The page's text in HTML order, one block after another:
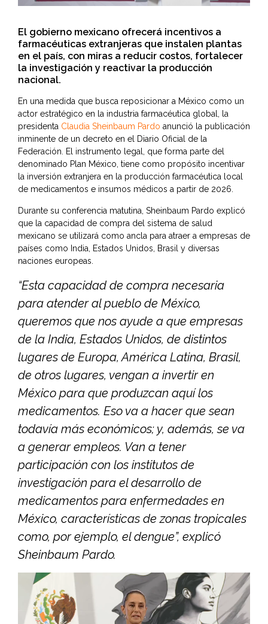
El gobierno mexicano ofrecerá incentivos a
farmacéuticas extranjeras que instalen plantas
en el país, con miras a reducir costos, fortalecer
la investigación y reactivar la producción
nacional.
En una medida que busca reposicionar a México como un
actor estratégico en la industria farmacéutica global, la
presidenta Claudia Sheinbaum Pardo anunció la publicación
inminente de un decreto en el Diario Oficial de la
Federación. El instrumento legal, que forma parte del
denominado Plan México, tiene como propósito incentivar
la inversión extranjera en la producción farmacéutica local
de medicamentos e insumos médicos a partir de 2026.
Durante su conferencia matutina, Sheinbaum Pardo explicó
que la capacidad de compra del sistema de salud
mexicano se utilizará como ancla para atraer a empresas de
países como India, Estados Unidos, Brasil y diversas
naciones europeas.
“Esta capacidad de compra necesaria
para atender al pueblo de México,
queremos que nos ayude a que empresas
de la India, Estados Unidos, de distintos
lugares de Europa, América Latina, Brasil,
de otros lugares, vengan a invertir en
México para que produzcan aquí los
medicamentos. Eso va a hacer que sean
todavía más económicos; y, además, se va
a generar empleos. Van a tener
participación con los institutos de
investigación para el desarrollo de
medicamentos para enfermedades en
México, características de zonas tropicales
como, por ejemplo, el dengue”, explicó
Sheinbaum Pardo.